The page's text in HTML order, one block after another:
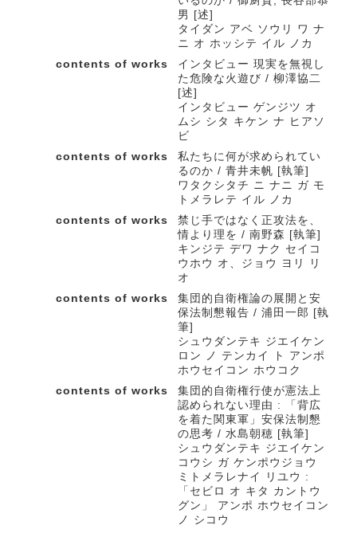
男 [述]
タイダン アベ ソウリ ワ ナ
ニ オ ホッシテ イル ノカ
contents of works
インタビュー 現実を無視し
た危険な火遊び / 柳澤協二
[述]
インタビュー ゲンジツ オ
ムシ シタ キケン ナ ヒアソ
ビ
contents of works
私たちに何が求められてい
るのか / 青井未帆 [執筆]
ワタクシタチ ニ ナニ ガ モ
トメラレテ イル ノカ
contents of works
禁じ手ではなく正攻法を、
情より理を / 南野森 [執筆]
キンジテ デワ ナク セイコ
ウホウ オ、ジョウ ヨリ リ
オ
contents of works
集団的自衛権論の展開と安
保法制懇報告 / 浦田一郎 [執
筆]
シュウダンテキ ジエイケン
ロン ノ テンカイ ト アンポ
ホウセイコン ホウコク
contents of works
集団的自衛権行使が憲法上
認められない理由 : 「背広
を着た関東軍」安保法制懇
の思考 / 水島朝穂 [執筆]
シュウダンテキ ジエイケン
コウシ ガ ケンポウジョウ
ミトメラレナイ リユウ :
「セビロ オ キタ カントウ
グン」 アンポ ホウセイコン
ノ シコウ